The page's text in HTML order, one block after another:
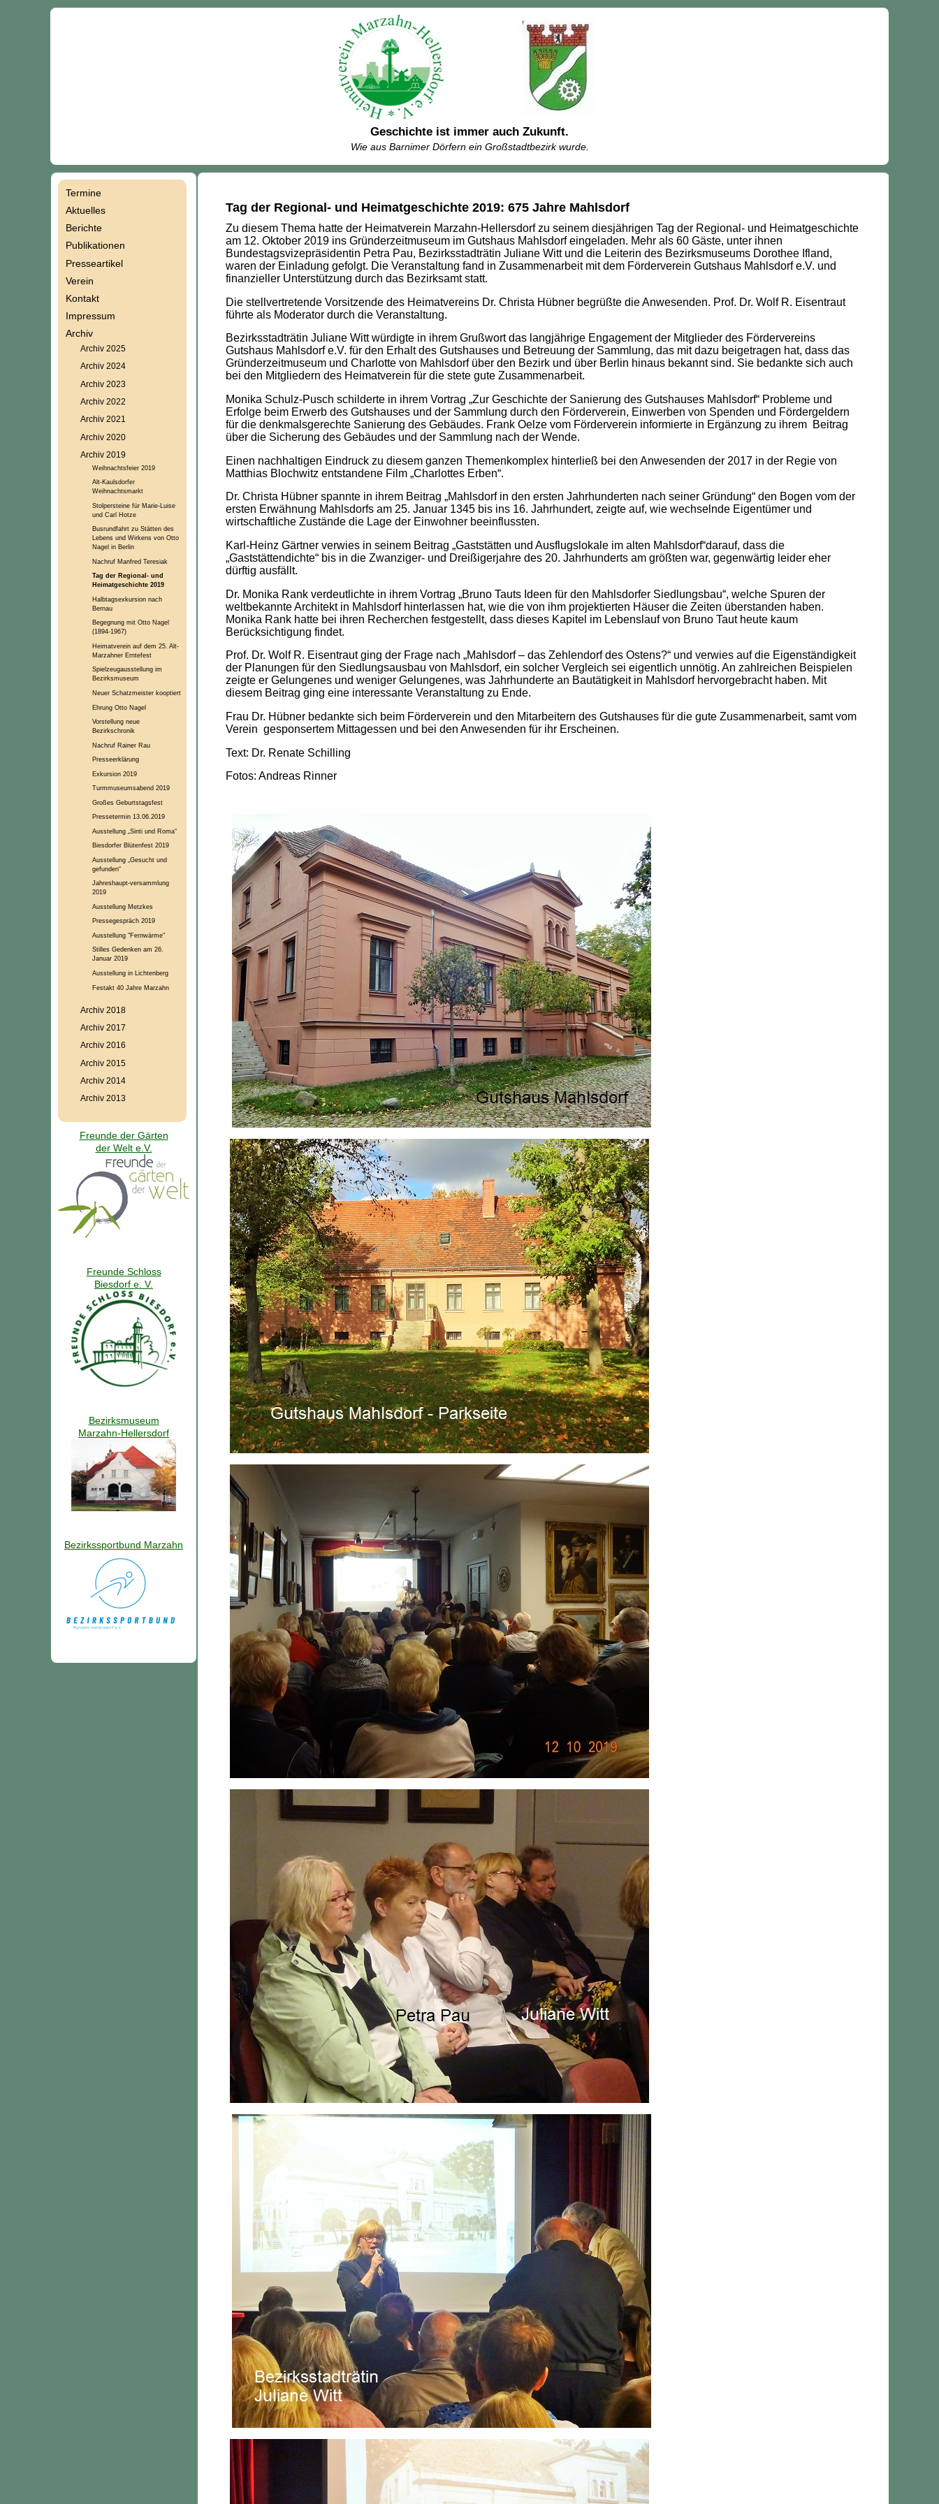
Geschichte ist immer auch Zukunft.
Wie aus Barnimer Dörfern ein Großstadtbezirk wurde.
Tag der Regional- und Heimatgeschichte 2019: 675 Jahre Mahlsdorf
Zu diesem Thema hatte der Heimatverein Marzahn-Hellersdorf zu seinem diesjährigen Tag der Regional- und Heimatgeschichte
am 12. Oktober 2019 ins Gründerzeitmuseum im Gutshaus Mahlsdorf eingeladen. Mehr als 60 Gäste, unter ihnen
Bundestagsvizepräsidentin Petra Pau, Bezirksstadträtin Juliane Witt und die Leiterin des Bezirksmuseums Dorothee Ifland,
waren der Einladung gefolgt. Die Veranstaltung fand in Zusammenarbeit mit dem Förderverein Gutshaus Mahlsdorf e.V. und
finanzieller Unterstützung durch das Bezirksamt statt.
Die stellvertretende Vorsitzende des Heimatvereins Dr. Christa Hübner begrüßte die Anwesenden. Prof. Dr. Wolf R. Eisentraut
führte als Moderator durch die Veranstaltung.
Bezirksstadträtin Juliane Witt würdigte in ihrem Grußwort das langjährige Engagement der Mitglieder des Fördervereins
Gutshaus Mahlsdorf e.V. für den Erhalt des Gutshauses und Betreuung der Sammlung, das mit dazu beigetragen hat, dass das
Gründerzeitmuseum und Charlotte von Mahlsdorf über den Bezirk und über Berlin hinaus bekannt sind. Sie bedankte sich auch
bei den Mitgliedern des Heimatverein für die stete gute Zusammenarbeit.
Monika Schulz-Pusch schilderte in ihrem Vortrag „Zur Geschichte der Sanierung des Gutshauses Mahlsdorf“ Probleme und
Erfolge beim Erwerb des Gutshauses und der Sammlung durch den Förderverein, Einwerben von Spenden und Fördergeldern
für die denkmalsgerechte Sanierung des Gebäudes. Frank Oelze vom Förderverein informierte in Ergänzung zu ihrem Beitrag
über die Sicherung des Gebäudes und der Sammlung nach der Wende.
Einen nachhaltigen Eindruck zu diesem ganzen Themenkomplex hinterließ bei den Anwesenden der 2017 in der Regie von
Matthias Blochwitz entstandene Film „Charlottes Erben“.
Dr. Christa Hübner spannte in ihrem Beitrag „Mahlsdorf in den ersten Jahrhunderten nach seiner Gründung“ den Bogen vom der
ersten Erwähnung Mahlsdorfs am 25. Januar 1345 bis ins 16. Jahrhundert, zeigte auf, wie wechselnde Eigentümer und
wirtschaftliche Zustände die Lage der Einwohner beeinflussten.
Karl-Heinz Gärtner verwies in seinem Beitrag „Gaststätten und Ausflugslokale im alten Mahlsdorf“darauf, dass die
„Gaststättendichte“ bis in die Zwanziger- und Dreißigerjahre des 20. Jahrhunderts am größten war, gegenwärtig leider eher
dürftig ausfällt.
Dr. Monika Rank verdeutlichte in ihrem Vortrag „Bruno Tauts Ideen für den Mahlsdorfer Siedlungsbau“, welche Spuren der
weltbekannte Architekt in Mahlsdorf hinterlassen hat, wie die von ihm projektierten Häuser die Zeiten überstanden haben.
Monika Rank hatte bei ihren Recherchen festgestellt, dass dieses Kapitel im Lebenslauf von Bruno Taut heute kaum
Berücksichtigung findet.
Prof. Dr. Wolf R. Eisentraut ging der Frage nach „Mahlsdorf – das Zehlendorf des Ostens?“ und verwies auf die Eigenständigkeit
der Planungen für den Siedlungsausbau von Mahlsdorf, ein solcher Vergleich sei eigentlich unnötig. An zahlreichen Beispielen
zeigte er Gelungenes und weniger Gelungenes, was Jahrhunderte an Bautätigkeit in Mahlsdorf hervorgebracht haben. Mit
diesem Beitrag ging eine interessante Veranstaltung zu Ende.
Frau Dr. Hübner bedankte sich beim Förderverein und den Mitarbeitern des Gutshauses für die gute Zusammenarbeit, samt vom
Verein gesponsertem Mittagessen und bei den Anwesenden für ihr Erscheinen.
Text: Dr. Renate Schilling
Fotos: Andreas Rinner
Termine
Aktuelles
Berichte
Publikationen
Presseartikel
Verein
Kontakt
Impressum
Archiv
Archiv 2025
Archiv 2024
Archiv 2023
Archiv 2022
Archiv 2021
Archiv 2020
Archiv 2019
Weihnachtsfeier 2019
Alt-Kaulsdorfer
Weihnachtsmarkt
Stolpersteine für Marie-Luise
und Carl Hotze
Busrundfahrt zu Stätten des
Lebens und Wirkens von Otto
Nagel in Berlin
Nachruf Manfred Teresiak
Tag der Regional- und
Heimatgeschichte 2019
Halbtagsexkursion nach
Bernau
Begegnung mit Otto Nagel
(1894-1967)
Heimatverein auf dem 25. Alt-
Marzahner Erntefest
Spielzeugausstellung im
Bezirksmuseum
Neuer Schatzmeister kooptiert
Ehrung Otto Nagel
Vorstellung neue
Bezirkschronik
Nachruf Rainer Rau
Presseerklärung
Exkursion 2019
Turmmuseumsabend 2019
Großes Geburtstagsfest
Pressetermin 13.06.2019
Ausstellung „Sinti und Roma“
Biesdorfer Blütenfest 2019
Ausstellung „Gesucht und
gefunden“
Jahreshaupt-versammlung
2019
Ausstellung Metzkes
Pressegespräch 2019
Ausstellung "Fernwärme"
Stilles Gedenken am 26.
Januar 2019
Ausstellung in Lichtenberg
Festakt 40 Jahre Marzahn
Archiv 2018
Archiv 2017
Archiv 2016
Archiv 2015
Archiv 2014
Archiv 2013
Freunde der Gärten
der Welt e.V.
Freunde Schloss
Biesdorf e. V.
Bezirksmuseum
Marzahn-Hellersdorf
Bezirkssportbund Marzahn